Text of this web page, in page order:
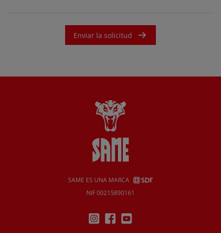
Enviar la solicitud
SAME ES UNA MARCA
NIF 00215890161